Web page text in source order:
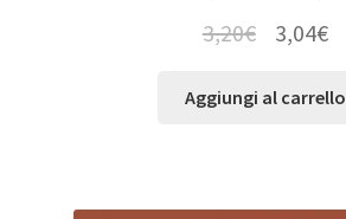
3,20€ 3,04€
Aggiungi al carrello